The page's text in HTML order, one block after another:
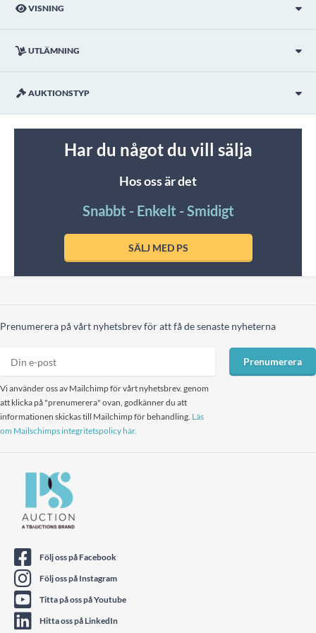
VISNING
UTLÄMNING
AUKTIONSTYP
Har du något du vill sälja
Hos oss är det
Snabbt - Enkelt - Smidigt
SÄLJ MED PS
Prenumerera på vårt nyhetsbrev för att få de senaste nyheterna
Vi använder oss av Mailchimp för vårt nyhetsbrev. genom
att klicka på "prenumerera" ovan, godkänner du att
informationen skickas till Mailchimp för behandling. Läs
om Mailschimps integritetspolicy här.
Prenumerera
Följ oss på Facebook
Följ oss på Instagram
Titta på oss på Youtube
Hitta oss på LinkedIn